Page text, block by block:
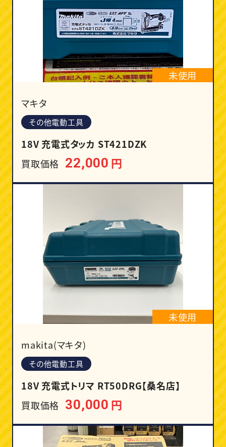
未使用
マキタ
その他電動工具
18V 充電式タッカ ST421DZK
買取価格 22,000 円
未使用
makita(マキタ)
その他電動工具
18V 充電式トリマ RT50DRG【桑名店】
買取価格 30,000 円